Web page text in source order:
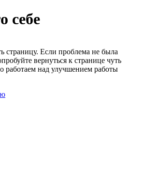
себе
страницу. Если проблема не была
вернуться к странице чуть
работаем над улучшением работы